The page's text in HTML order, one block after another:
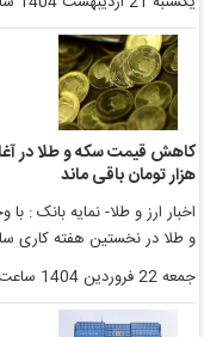
هزار تومان باقی ماند
اخبار ارز و طلا- نمایه بانک : با
و طلا در نخستین هفته کاری
جمعه 22 فروردین 1404 ساعت 23:48